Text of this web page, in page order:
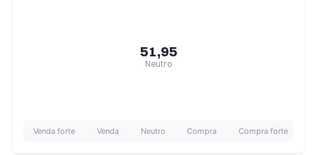
51,95
Neutro
Venda forte Venda Neutro Compra Compra forte